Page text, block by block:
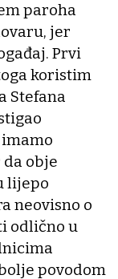
paroha
jer
Prvi
koristim
Stefana
obje
lijepo
neovisno o
odlično u
povodom